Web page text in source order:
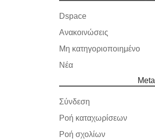
Dspace
Ανακοινώσεις
Μη κατηγοριοποιημένο
Νέα
Meta
Σύνδεση
Ροή καταχωρίσεων
Ροή σχολίων